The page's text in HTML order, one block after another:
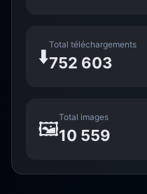
⬇️
Total téléchargements
752 603
🖼️
Total images
10 559